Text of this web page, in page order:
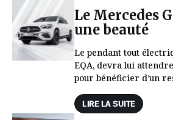
Le Mercedes
une beauté
Le pendant tout
EQA, devra lui
pour bénéficier d’un
LIRE LA SUITE